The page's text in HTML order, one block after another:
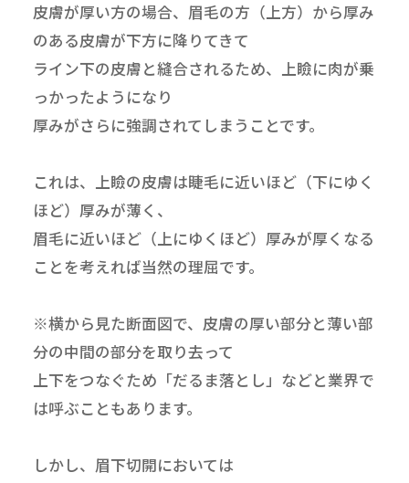
皮膚が厚い方の場合、眉毛の方（上方）から厚み
のある皮膚が下方に降りてきて
ライン下の皮膚と縫合されるため、上瞼に肉が乗
っかったようになり
厚みがさらに強調されてしまうことです。
これは、上瞼の皮膚は睫毛に近いほど（下にゆく
ほど）厚みが薄く、
眉毛に近いほど（上にゆくほど）厚みが厚くなる
ことを考えれば当然の理屈です。
※横から見た断面図で、皮膚の厚い部分と薄い部
分の中間の部分を取り去って
上下をつなぐため「だるま落とし」などと業界で
は呼ぶこともあります。
しかし、眉下切開においては